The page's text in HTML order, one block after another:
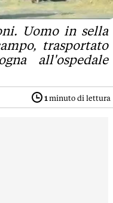
Uomo in sella
trasportato
all'ospedale
1minuto di lettura